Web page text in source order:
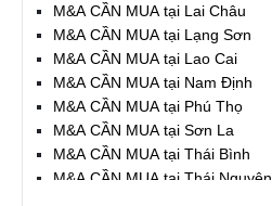
M&A CẦN MUA tại Lai Châu
M&A CẦN MUA tại Lạng Sơn
M&A CẦN MUA tại Lao Cai
M&A CẦN MUA tại Nam Định
M&A CẦN MUA tại Phú Thọ
M&A CẦN MUA tại Sơn La
M&A CẦN MUA tại Thái Bình
M&A CẦN MUA tại Thái Nguyên